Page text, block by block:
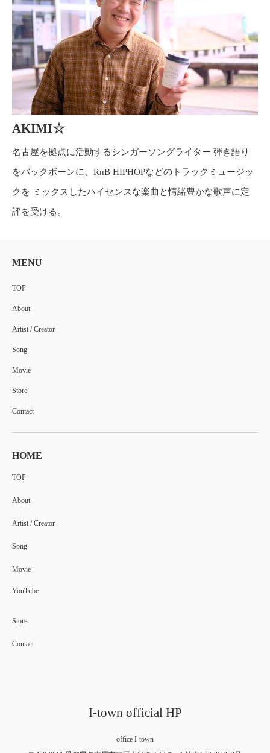
AKIMI☆
名古屋を拠点に活動するシンガーソングライター 弾き語り
をバックボーンに、RnB HIPHOPなどのトラックミュージッ
クを ミックスしたハイセンスな楽曲と情緒豊かな歌声に定
評を受ける。
MENU
TOP
About
Artist / Creator
Song
Movie
Store
Contact
HOME
TOP
About
Artist / Creator
Song
Movie
YouTube
Store
Contact
I-town official HP
office I-town